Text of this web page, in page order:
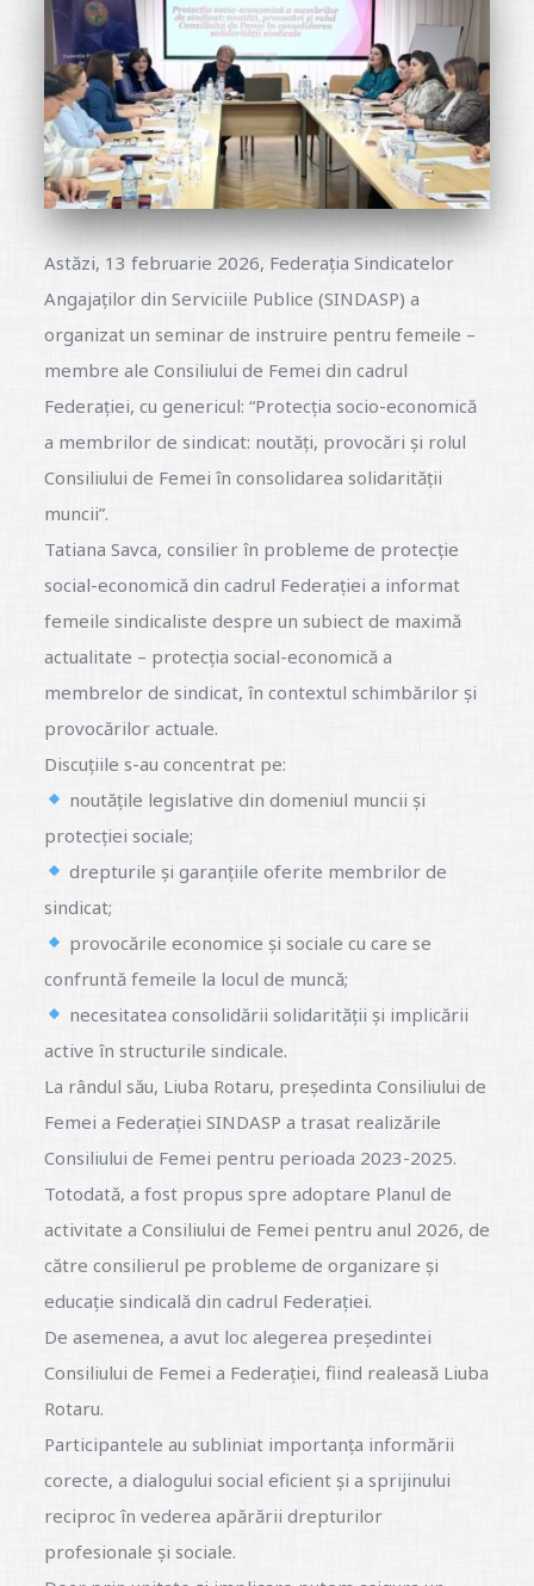
Astăzi, 13 februarie 2026, Federația Sindicatelor
Angajaților din Serviciile Publice (SINDASP) a
organizat un seminar de instruire pentru femeile –
membre ale Consiliului de Femei din cadrul
Federației, cu genericul: “Protecția socio-economică
a membrilor de sindicat: noutăți, provocări și rolul
Consiliului de Femei în consolidarea solidarității
muncii”.
Tatiana Savca, consilier în probleme de protecție
social-economică din cadrul Federației a informat
femeile sindicaliste despre un subiect de maximă
actualitate – protecția social-economică a
membrelor de sindicat, în contextul schimbărilor și
provocărilor actuale.
Discuțiile s-au concentrat pe:
noutățile legislative din domeniul muncii și
protecției sociale;
drepturile și garanțiile oferite membrilor de
sindicat;
provocările economice și sociale cu care se
confruntă femeile la locul de muncă;
necesitatea consolidării solidarității și implicării
active în structurile sindicale.
La rândul său, Liuba Rotaru, președinta Consiliului de
Femei a Federației SINDASP a trasat realizările
Consiliului de Femei pentru perioada 2023-2025.
Totodată, a fost propus spre adoptare Planul de
activitate a Consiliului de Femei pentru anul 2026, de
către consilierul pe probleme de organizare și
educație sindicală din cadrul Federației.
De asemenea, a avut loc alegerea președintei
Consiliului de Femei a Federației, fiind realeasă Liuba
Rotaru.
Participantele au subliniat importanța informării
corecte, a dialogului social eficient și a sprijinului
reciproc în vederea apărării drepturilor
profesionale și sociale.